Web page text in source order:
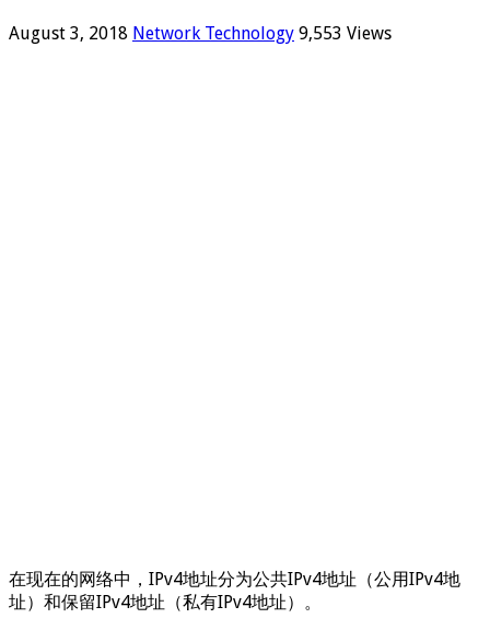
August 3, 2018 Network Technology 9,553 Views
在现在的网络中，IPv4地址分为公共IPv4地址（公用IPv4地
址）和保留IPv4地址（私有IPv4地址）。